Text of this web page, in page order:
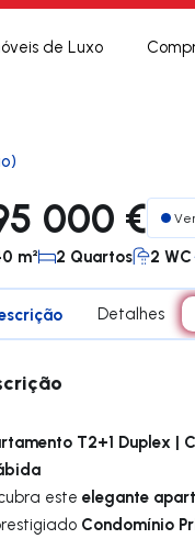
de Luxo
000 €
m² 2 Quartos 2 WC
Detalhes
T2+1 Duplex |
este elegante
Condomínio